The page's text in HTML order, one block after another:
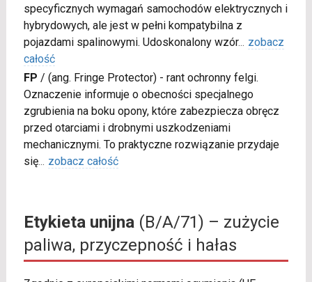
specyficznych wymagań samochodów elektrycznych i
hybrydowych, ale jest w pełni kompatybilna z
pojazdami spalinowymi. Udoskonalony wzór... zobacz
całość
FP / (ang. Fringe Protector) - rant ochronny felgi.
Oznaczenie informuje o obecności specjalnego
zgrubienia na boku opony, które zabezpiecza obręcz
przed otarciami i drobnymi uszkodzeniami
mechanicznymi. To praktyczne rozwiązanie przydaje
się... zobacz całość
Etykieta unijna(B/A/71) – zużycie
paliwa, przyczepność i hałas